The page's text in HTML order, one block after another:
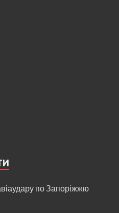
по Запоріжжю